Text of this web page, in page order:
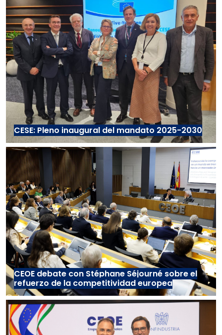
CESE: Pleno inaugural del mandato 2025-2030
CEOE debate con Stéphane Séjourné sobre el
refuerzo de la competitividad europea